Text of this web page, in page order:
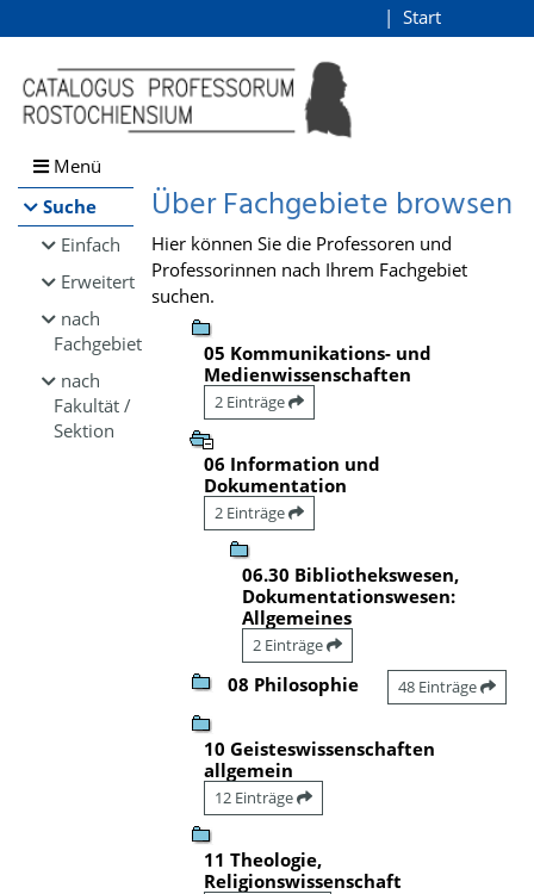
Browsen
direkt zum Inhalt
Start
Menü
Suche
Einfach
Erweitert
nach
Fachgebiet
nach
Fakultät /
Sektion
Über Fachgebiete browsen
Hier können Sie die Professoren und
Professorinnen nach Ihrem Fachgebiet
suchen.
05 Kommunikations- und
Medienwissenschaften
2 Einträge
06 Information und
Dokumentation
2 Einträge
06.30 Bibliothekswesen,
Dokumentationswesen:
Allgemeines
2 Einträge
08 Philosophie 48 Einträge
10 Geisteswissenschaften
allgemein
12 Einträge
11 Theologie,
Religionswissenschaft